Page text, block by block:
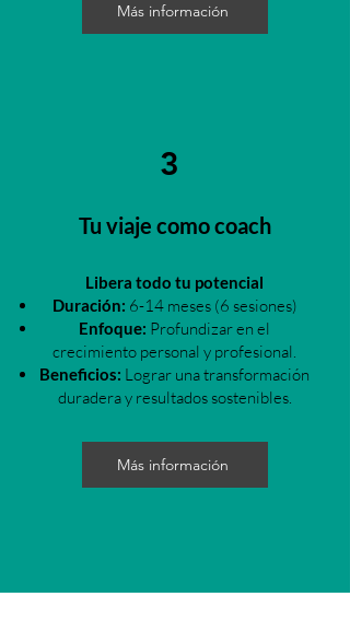
Más información
3
Tu viaje como coach
Libera todo tu potencial
Duración: 6-14 meses (6 sesiones)
Enfoque: Profundizar en el
crecimiento personal y profesional.
Beneficios: Lograr una transformación
duradera y resultados sostenibles.
Más información